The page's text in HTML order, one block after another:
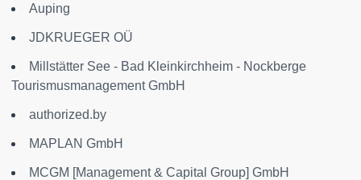
Auping
JDKRUEGER OÜ
Millstätter See - Bad Kleinkirchheim - Nockberge
Tourismusmanagement GmbH
authorized.by
MAPLAN GmbH
MCGM [Management & Capital Group] GmbH